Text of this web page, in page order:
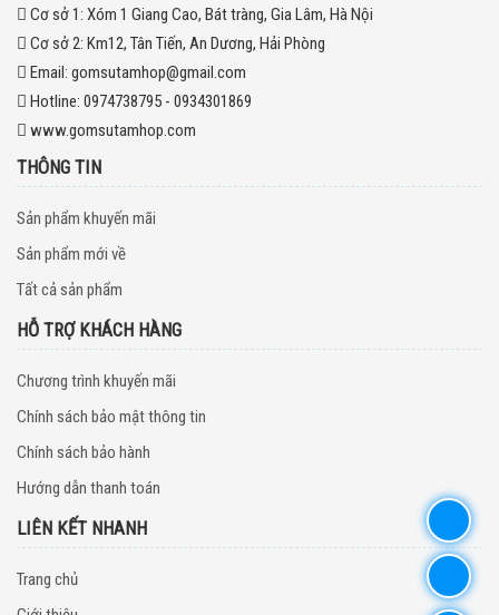
Cơ sở 1: Xóm 1 Giang Cao, Bát tràng, Gia Lâm, Hà Nội
Cơ sở 2: Km12, Tân Tiến, An Dương, Hải Phòng
Email: gomsutamhop@gmail.com
Hotline: 0974738795 - 0934301869
www.gomsutamhop.com
THÔNG TIN
Sản phẩm khuyến mãi
Sản phẩm mới về
Tất cả sản phẩm
HỖ TRỢ KHÁCH HÀNG
Chương trình khuyến mãi
Chính sách bảo mật thông tin
Chính sách bảo hành
Hướng dẫn thanh toán
LIÊN KẾT NHANH
Trang chủ